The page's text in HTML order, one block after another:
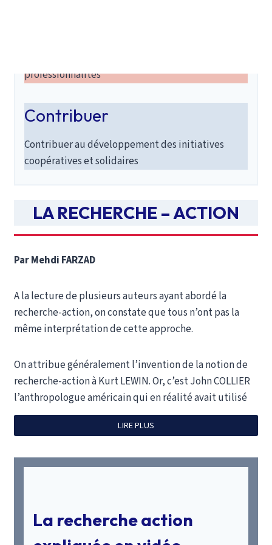
professionnalités
Contribuer
Contribuer au développement des initiatives
coopératives et solidaires
LA RECHERCHE – ACTION
Par Mehdi FARZAD A la lecture de plusieurs auteurs
Par Mehdi FARZAD
A la lecture de plusieurs auteurs ayant abordé la
recherche-action, on constate que tous n’ont pas la
même interprétation de cette approche.
On attribue généralement l’invention de la notion de
recherche-action à Kurt LEWIN. Or, c’est John COLLIER
l’anthropologue américain qui en réalité avait utilisé
ce terme pour la première fois.
expert, spécialiste en Sciences sociales, qui vient du
situation.
LIRE PLUS
La recherche action